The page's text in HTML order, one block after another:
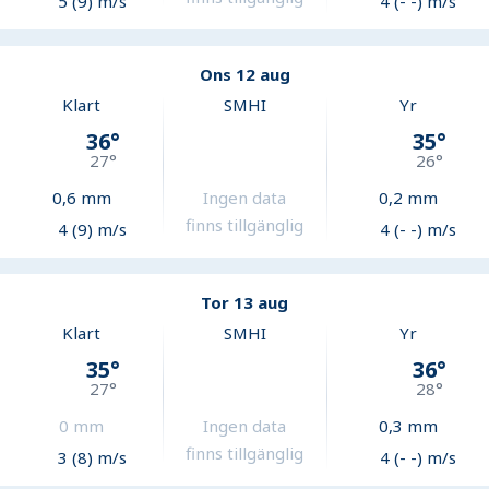
Ons 12 aug
Klart
36°
27°
0,6 mm
4 (9) m/s
SMHI
Ingen data
finns tillgänglig
Yr
35°
26°
0,2 mm
4 (- -) m/s
Tor 13 aug
Klart
35°
27°
0 mm
3 (8) m/s
SMHI
Ingen data
finns tillgänglig
Yr
36°
28°
0,3 mm
4 (- -) m/s